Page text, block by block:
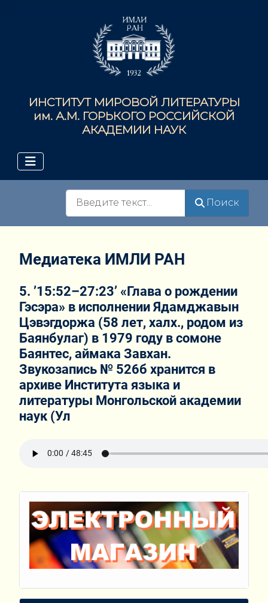
ИНСТИТУТ МИРОВОЙ ЛИТЕРАТУРЫ
им. А.М. ГОРЬКОГО РОССИЙСКОЙ
АКАДЕМИИ НАУК
Поиск
Медиатека ИМЛИ РАН
5. ’15:52–27:23’ «Глава о рождении
Гэсэра» в исполнении Ядамджавын
Цэвэгдоржа (58 лет, халх., родом из
Баянбулаг) в 1979 году в сомоне
Баянтес, аймака Завхан.
Звукозапись № 526б хранится в
архиве Института языка и
литературы Монгольской академии
наук (Ул